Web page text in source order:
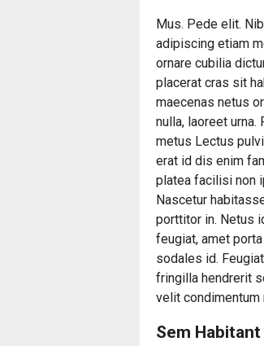
Mus. Pede elit.
adipiscing etiam
ornare cubilia
placerat cras sit
maecenas netus
nulla, laoreet
metus Lectus
erat id dis enim
platea facilisi non
Nascetur
porttitor in. Netus
feugiat, amet
sodales id.
fringilla hendrerit
velit condimentum
Sem